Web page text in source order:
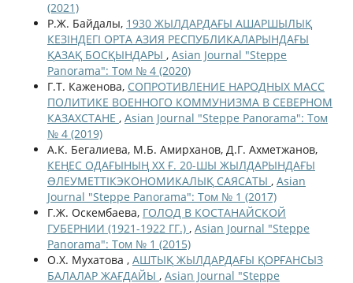
(2021)
Р.Ж. Байдалы, 1930 ЖЫЛДАРДАҒЫ АШАРШЫЛЫҚ
КЕЗІНДЕГІ ОРТА АЗИЯ РЕСПУБЛИКАЛАРЫНДАҒЫ
ҚАЗАҚ БОСҚЫНДАРЫ , Asian Journal "Steppe
Panorama": Том № 4 (2020)
Г.Т. Каженова, СОПРОТИВЛЕНИЕ НАРОДНЫХ МАСС
ПОЛИТИКЕ ВОЕННОГО КОММУНИЗМА В СЕВЕРНОМ
КАЗАХСТАНЕ , Asian Journal "Steppe Panorama": Том
№ 4 (2019)
А.К. Бегалиева, М.Б. Амирханов, Д.Г. Ахметжанов,
КЕҢЕС ОДАҒЫНЫҢ ХХ Ғ. 20-ШЫ ЖЫЛДАРЫНДАҒЫ
ƏЛЕУМЕТТІКЭКОНОМИКАЛЫҚ САЯСАТЫ , Asian
Journal "Steppe Panorama": Том № 1 (2017)
Г.Ж. Оскембаева, ГОЛОД В КОСТАНАЙСКОЙ
ГУБЕРНИИ (1921-1922 ГГ.) , Asian Journal "Steppe
Panorama": Том № 1 (2015)
О.Х. Мухатова , АШТЫҚ ЖЫЛДАРДАҒЫ ҚОРҒАНСЫЗ
БАЛАЛАР ЖАҒДАЙЫ , Asian Journal "Steppe